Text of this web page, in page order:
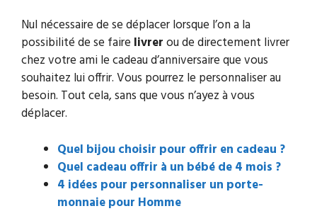
Nul nécessaire de se déplacer lorsque l’on a la
possibilité de se faire livrerou de directement livrer
chez votre ami le cadeau d’anniversaire que vous
souhaitez lui offrir. Vous pourrez le personnaliser au
besoin. Tout cela, sans que vous n’ayez à vous
déplacer.
Quel bijou choisir pour offrir en cadeau ?
Quel cadeau offrir à un bébé de 4 mois ?
4 idées pour personnaliser un porte-
monnaie pour Homme